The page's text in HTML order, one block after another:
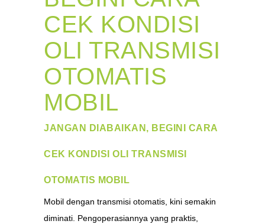
CEK KONDISI
OLI TRANSMISI
OTOMATIS
MOBIL
JANGAN DIABAIKAN, BEGINI CARA
CEK KONDISI OLI TRANSMISI
OTOMATIS MOBIL
Mobil dengan transmisi otomatis, kini semakin
diminati. Pengoperasiannya yang praktis,